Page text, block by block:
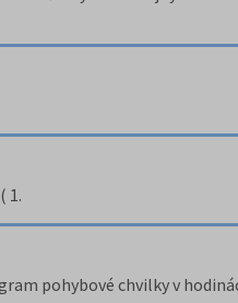
1.
pohybové chvilky v